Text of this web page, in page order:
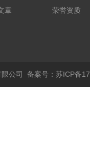
章
荣誉资质
公司 备案号：苏ICP备